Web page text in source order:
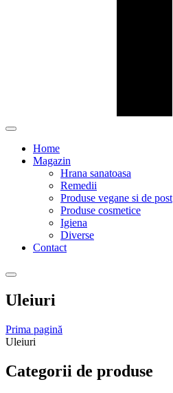
Home
Magazin
Hrana sanatoasa
Remedii
Produse vegane si de post
Produse cosmetice
Igiena
Diverse
Contact
Uleiuri
Prima pagină
Uleiuri
Categorii de produse